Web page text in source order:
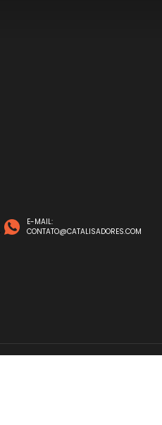
E-MAIL:
CONTATO@CATALISADORES.COM